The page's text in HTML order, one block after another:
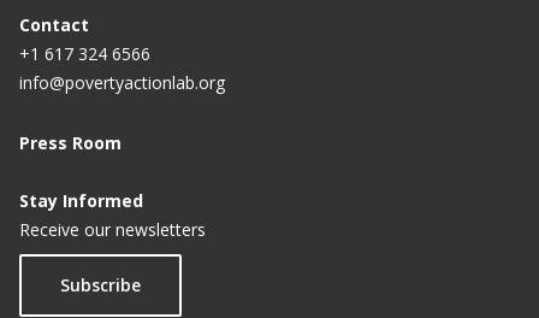
Contact
+1 617 324 6566
info@povertyactionlab.org
Press Room
Stay Informed
Receive our newsletters
Subscribe